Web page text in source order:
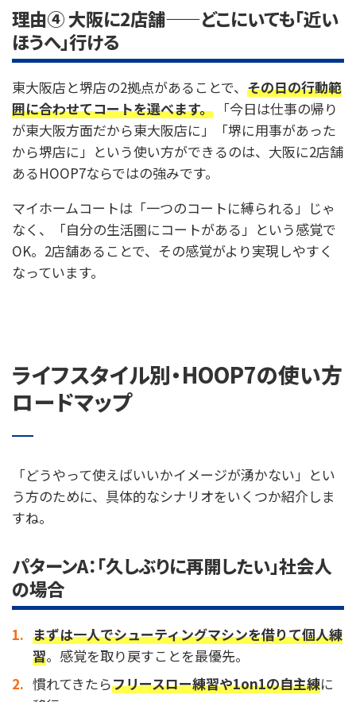
理由④ 大阪に2店舗——どこにいても「近い
ほうへ」行ける
東大阪店と堺店の2拠点があることで、 その日の行動範
囲に合わせてコートを選べます。 「今日は仕事の帰り
が東大阪方面だから東大阪店に」「堺に用事があった
から堺店に」という使い方ができるのは、大阪に2店舗
あるHOOP7ならではの強みです。
マイホームコートは「一つのコートに縛られる」じゃ
なく、「自分の生活圏にコートがある」という感覚で
OK。2店舗あることで、その感覚がより実現しやすく
なっています。
ライフスタイル別・HOOP7の使い方
ロードマップ
「どうやって使えばいいかイメージが湧かない」とい
う方のために、具体的なシナリオをいくつか紹介しま
すね。
パターンA：「久しぶりに再開したい」社会人
の場合
まずは一人でシューティングマシンを借りて個人練
習。感覚を取り戻すことを最優先。
慣れてきたらフリースロー練習や1on1の自主練に